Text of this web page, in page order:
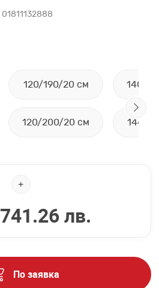
01811132888
120/190/20 см
120/200/20 см
140/
144/
741.26 лв.
По заявка